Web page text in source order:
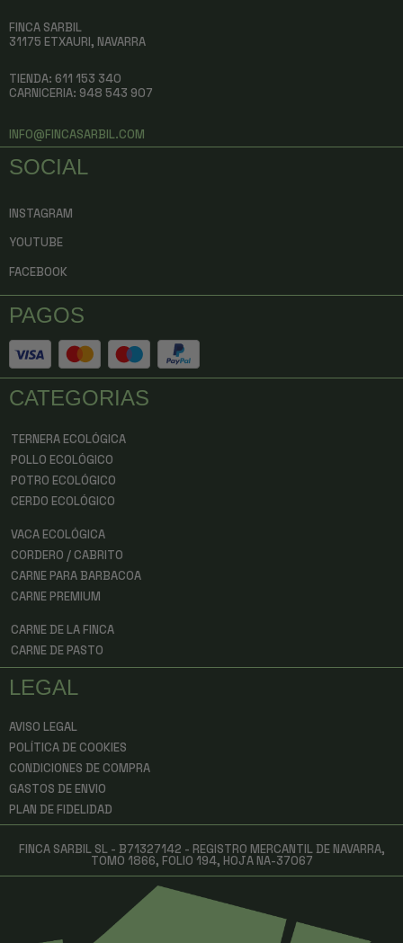
FINCA SARBIL
31175 ETXAURI, NAVARRA
TIENDA: 611 153 340
CARNICERIA: 948 543 907
INFO@FINCASARBIL.COM
SOCIAL
INSTAGRAM
YOUTUBE
FACEBOOK
PAGOS
CATEGORIAS
TERNERA ECOLÓGICA
POLLO ECOLÓGICO
POTRO ECOLÓGICO
CERDO ECOLÓGICO
VACA ECOLÓGICA
CORDERO / CABRITO
CARNE PARA BARBACOA
CARNE PREMIUM
CARNE DE LA FINCA
CARNE DE PASTO
LEGAL
AVISO LEGAL
POLÍTICA DE COOKIES
CONDICIONES DE COMPRA
GASTOS DE ENVIO
PLAN DE FIDELIDAD
FINCA SARBIL SL - B71327142 - REGISTRO MERCANTIL DE NAVARRA,
TOMO 1866, FOLIO 194, HOJA NA-37067